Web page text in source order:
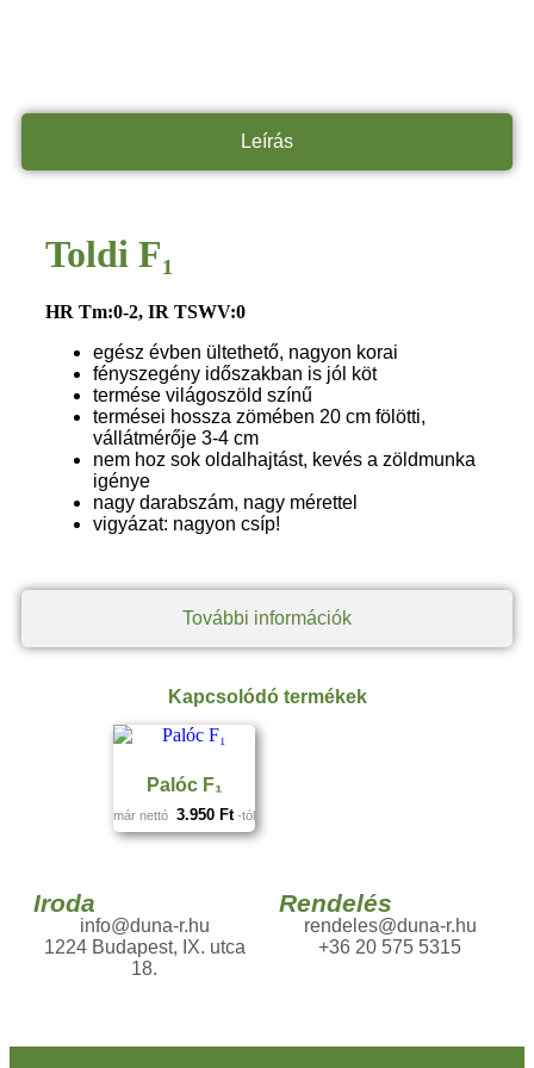
Leírás
További információk
Toldi F₁
HR Tm:0-2, IR TSWV:0
egész évben ültethető, nagyon korai
fényszegény időszakban is jól köt
termése világoszöld színű
termései hossza zömében 20 cm fölötti,
vállátmérője 3-4 cm
nem hoz sok oldalhajtást, kevés a zöldmunka
igénye
nagy darabszám, nagy mérettel
vigyázat: nagyon csíp!
Kapcsolódó termékek
Palóc F₁
már nettó 3.950 Ft -tól
Iroda
info@duna-r.hu
1224 Budapest, IX. utca
18.
Rendelés
rendeles@duna-r.hu
+36 20 575 5315